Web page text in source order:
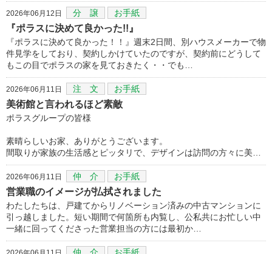
2026年06月12日 分 譲 お手紙
『ポラスに決めて良かった!!』
『ポラスに決めて良かった！！』週末2日間、別ハウスメーカーで物
件見学をしており、契約しかけていたのですが、契約前にどうして
もこの目でポラスの家を見ておきたく・・でも…
2026年06月11日 注 文 お手紙
美術館と言われるほど素敵
ポラスグループの皆様
素晴らしいお家、ありがとうございます。
間取りが家族の生活感とピッタリで、デザインは訪問の方々に美…
2026年06月11日 仲 介 お手紙
営業職のイメージが払拭されました
わたしたちは、戸建てからリノベーション済みの中古マンションに
引っ越しました。短い期間で何箇所も内覧し、公私共にお忙しい中
一緒に回ってくださった営業担当の方には最初か…
仲 介 お手紙